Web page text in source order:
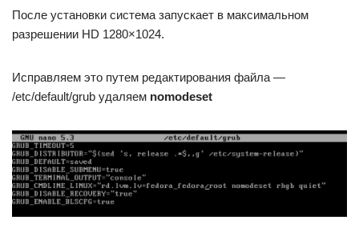
После установки система запускает в максимальном
разрешении HD 1280×1024.
Исправляем это путем редактирования файла —
/etc/default/grub удаляем nomodeset